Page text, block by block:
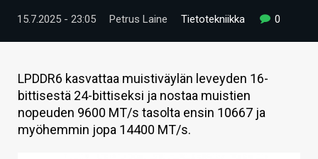
VIDEOT
TECHBBS
TIETOA
HINTA.FI
KAUPPA
15.7.2025 - 23:05 Petrus Laine Tietotekniikka 0
LPDDR6 kasvattaa muistiväylän leveyden 16-
bittisestä 24-bittiseksi ja nostaa muistien
nopeuden 9600 MT/s tasolta ensin 10667 ja
myöhemmin jopa 14400 MT/s.